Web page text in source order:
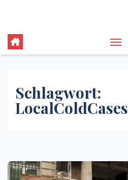
Schlagwort:
LocalColdCases